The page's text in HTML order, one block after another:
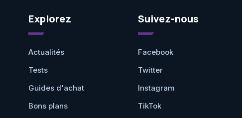
Explorez
Actualités
Tests
Guides d'achat
Bons plans
Suivez-nous
Facebook
Twitter
Instagram
TikTok